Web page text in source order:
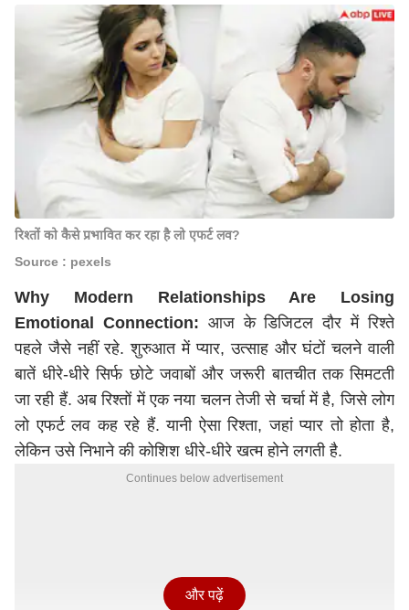
रिश्तों को कैसे प्रभावित कर रहा है लो एफर्ट लव?
Source : pexels
Why Modern Relationships Are Losing
Emotional Connection: आज के डिजिटल दौर में रिश्ते
पहले जैसे नहीं रहे. शुरुआत में प्यार, उत्साह और घंटों चलने वाली
बातें धीरे-धीरे सिर्फ छोटे जवाबों और जरूरी बातचीत तक सिमटती
जा रही हैं. अब रिश्तों में एक नया चलन तेजी से चर्चा में है, जिसे लोग
लो एफर्ट लव कह रहे हैं. यानी ऐसा रिश्ता, जहां प्यार तो होता है,
लेकिन उसे निभाने की कोशिश धीरे-धीरे खत्म होने लगती है.
Continues below advertisement
और पढ़ें